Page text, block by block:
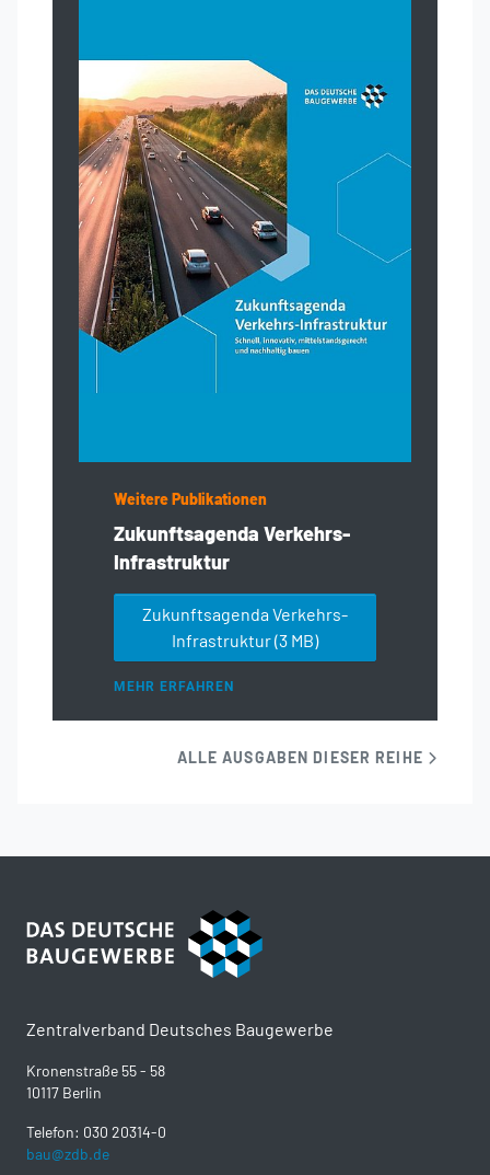
Weitere Publikationen
Zukunftsagenda Verkehrs-
Infrastruktur
Zukunftsagenda Verkehrs-
Infrastruktur(3 MB)
MEHR ERFAHREN
ALLE AUSGABEN DIESER REIHE
Zentralverband Deutsches Baugewerbe
Kronenstraße 55 - 58
10117 Berlin
Telefon: 030 20314-0
bau@zdb.de